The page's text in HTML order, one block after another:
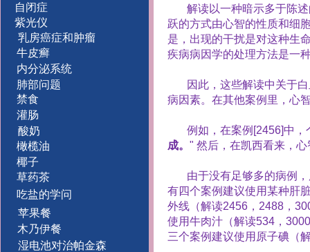
自闭症
紫光仪
乳房癌症和肿瘤
牛皮癣
内分泌系统
肺部问题
禁食
灌肠
酸奶
橄榄油
椰子
草药茶
吃盐的学问
苹果餐
木乃伊餐
湿电池对治帕金森
解读以一种暗示多于陈
跃的方式由心智的性质和细
是，出现的干扰是对这种生
疾病病因学的处理方法是一
因此，这些解读中关于
病因素。在其他案例里，心
例如，在案例 [2456]中，
成。 " 然后，在凯西看来，
由于没有足够多的病例
有四个案例建议使用某种肝
外线（解读2456 ， 2488 ，
使用牛肉汁（解读534 ， 3000
三个案例建议使用原子碘（